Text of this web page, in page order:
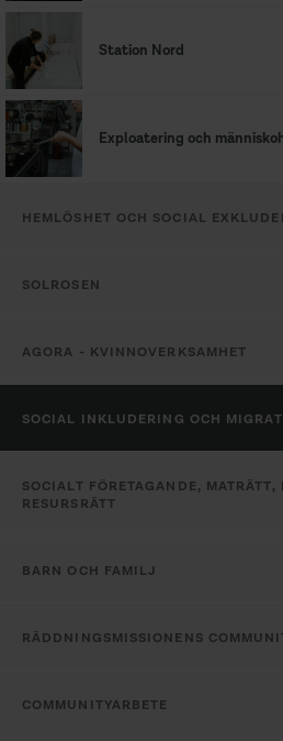
Station Nord
Exploatering och
HEMLÖSHET OCH SOCIAL
SOLROSEN
AGORA - KVINNOVERKSAMHET
SOCIAL INKLUDERING OCH
SOCIALT FÖRETAGANDE, MATRÄTT,
RESURSRÄTT
BARN OCH FAMILJ
RÄDDNINGSMISSIONENS
COMMUNITYARBETE